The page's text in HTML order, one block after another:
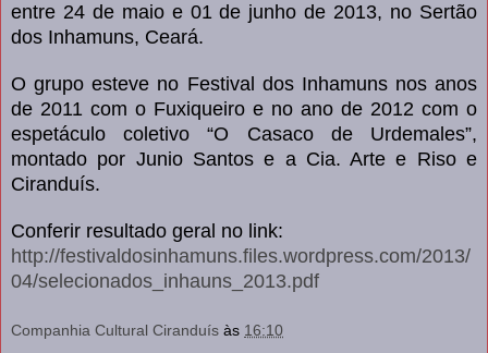
entre 24 de maio e 01 de junho de 2013, no Sertão
dos Inhamuns, Ceará.
O grupo esteve no Festival dos Inhamuns nos anos
de 2011 com o Fuxiqueiro e no ano de 2012 com o
espetáculo coletivo “O Casaco de Urdemales”,
montado por Junio Santos e a Cia. Arte e Riso e
Ciranduís.
Conferir resultado geral no link:
http://festivaldosinhamuns.files.wordpress.com/2013/
04/selecionados_inhauns_2013.pdf
Companhia Cultural Ciranduís às 16:10